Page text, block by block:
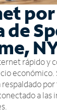
de
rápido y
a las